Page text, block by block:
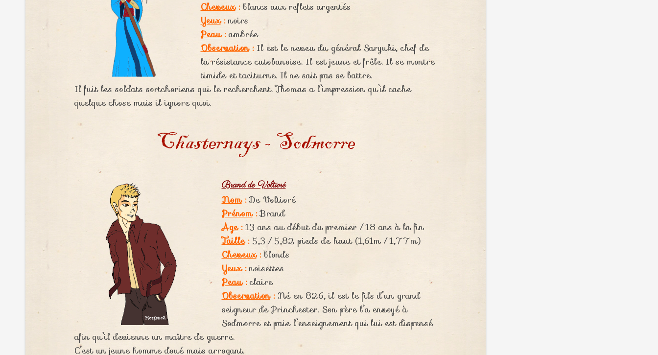
Cheveux:blancs aux reflets argentés
Yeux:noirs
Peau:ambrée
Observation:Il est le neveu du général Saryuki, chef de
la résistance cutobanoise. Il est jeune et frêle. Il se montre
timide et taciturne. Il ne sait pas se battre.
Il fuit les soldats sortchoriens qui le recherchent. Thomas a l’impression qu’il cache
quelque chose mais il ignore quoi.
Brand de Voltioré
Nom:De Voltioré
Prénom:Brand
Age:13 ans au début du premier / 18 ans à la fin
Taille:5,3 / 5,82 pieds de haut (1,61m / 1,77m)
Cheveux:blonds
Yeux:noisettes
Peau:claire
Observation:Né en 826, il est le fils d’un grand
seigneur de Princhester. Son père l’a envoyé à
Sodmorre et paie l’enseignement qui lui est dispensé
afin qu’il devienne un maître de guerre.
C’est un jeune homme doué mais arrogant.